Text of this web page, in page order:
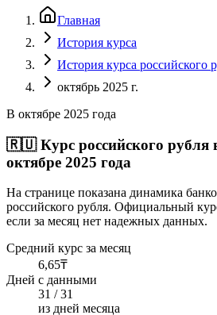
Главная
История курса
История курса российского
октябрь 2025 г.
В октябре 2025 года
🇷🇺 Курс российского рубля
октябре 2025 года
На странице показана динамика
российского рубля. Официальный
если за месяц нет надежных данных.
Средний курс за месяц
6,65₸
Дней с данными
31 / 31
из дней месяца